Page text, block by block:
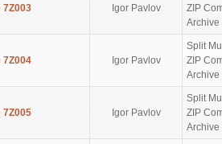
7Z003 Igor Pavlov
ZIP
Archive
7Z004 Igor Pavlov
Split
ZIP
Archive
7Z005 Igor Pavlov
Split
ZIP
Archive